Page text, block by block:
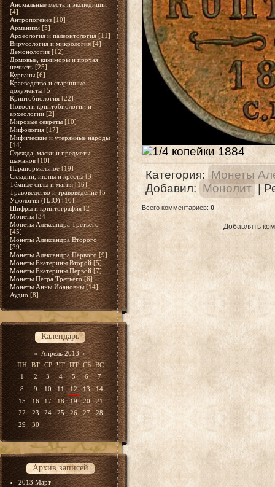
Аномальные места и экспедиции
[4]
Антропогенез [10]
Арманизм [5]
Археология и палеонтология [11]
Вирусология и микрология [4]
Демонология [12]
Домовые, кикиморы и прочая
нечисть [25]
Курганы [6]
Краеведство и старинные
документы [5]
Криптобиология [22]
Новости криптобиологии и
археологии [2]
Мировые секреты [10]
Мифология [17]
Мифические и утерянные народы
[14]
Одежда, маски и предметы
шаманов [10]
Паранормальное [19]
Складни, иконы и кресты [3]
Тёмные силы и магия [16]
Травоведство и травоведение [5]
Уфология (НЛО) [10]
Шифры и криптография [2]
Монеты [34]
Монеты Александра Третьего
[45]
Монеты Александра Второго
[39]
Монеты Александра Первого [9]
Монеты Екатерины Второй [5]
Монеты Екатерины Первой [7]
Монеты Петра Третьего [6]
Монеты Анны Иоановны [14]
Аудио [8]
Календарь
« Апрель 2013 »
ПН ВТ СР ЧТ ПТ СБ ВС
1
2 3 4 5 6
7
8
9 10 11 12 13
14
15
16 17 18 19 20
21
22
23 24 25 26 27
28
29
30
Архив записей
2013 Март
Категория: Монеты
Добавил: Монолит |
Всего комментариев: 0
Добавлять